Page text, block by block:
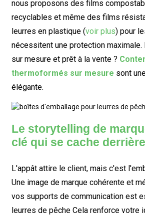
nous proposons des films
recyclables et même des films
leurres en plastique(voir plus) pour
nécessitent une protection maximale.
sur mesure et prêt à la vente ?
thermoformés sur mesure sont
élégante.
Le storytelling de
clé qui se cache
L'appât attire le client, mais c'est
Une image de marque cohérente et
vos supports de communication est
leurres de pêcheCela renforce votre